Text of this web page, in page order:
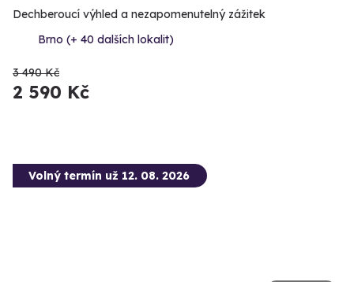
Dechberoucí výhled a nezapomenutelný zážitek
Brno (+ 40 dalších lokalit)
3 490 Kč
2 590 Kč
Volný termín už 12. 08. 2026